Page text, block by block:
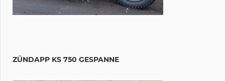
ZÜNDAPP KS 750 GESPANNE